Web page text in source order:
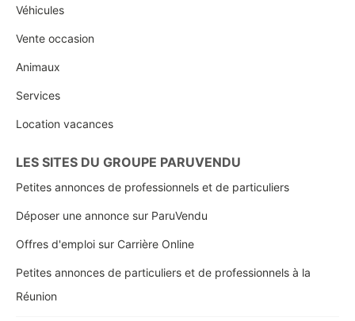
Véhicules
Vente occasion
Animaux
Services
Location vacances
LES SITES DU GROUPE PARUVENDU
Petites annonces de professionnels et de particuliers
Déposer une annonce sur ParuVendu
Offres d'emploi sur Carrière Online
Petites annonces de particuliers et de professionnels à la
Réunion